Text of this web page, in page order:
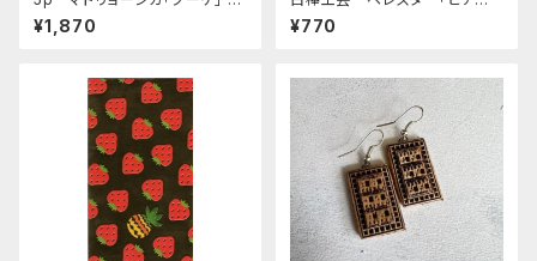
みどり 11ｃｍ
¥1,870
ス メイプル 葉の模様」. BE0
68
¥770